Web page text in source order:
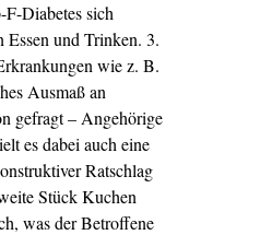
Diabetes sich
Essen und Trinken. 3.
wie z. B.
Ausmaß an
gefragt – Angehörige
es dabei auch eine
Ratschlag
Stück Kuchen
was der Betroffene